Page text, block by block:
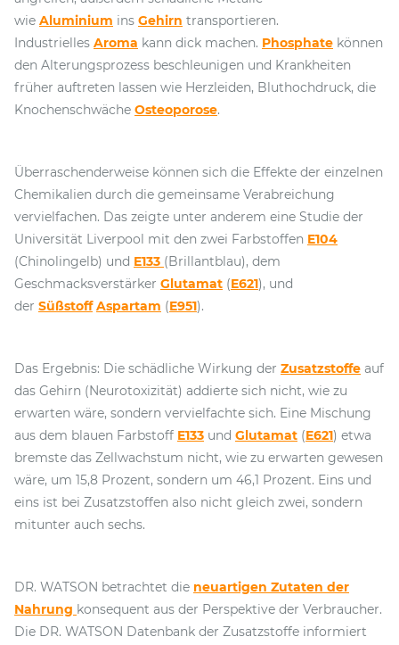
wie Aluminium ins Gehirn transportieren.
Industrielles Aroma kann dick machen. Phosphate können
den Alterungsprozess beschleunigen und Krankheiten
früher auftreten lassen wie Herzleiden, Bluthochdruck, die
Knochenschwäche Osteoporose.
Überraschenderweise können sich die Effekte der einzelnen
Chemikalien durch die gemeinsame Verabreichung
vervielfachen. Das zeigte unter anderem eine Studie der
Universität Liverpool mit den zwei Farbstoffen E104
(Chinolingelb) und E133 (Brillantblau), dem
Geschmacksverstärker Glutamat (E621), und
der Süßstoff Aspartam (E951).
Das Ergebnis: Die schädliche Wirkung der Zusatzstoffe auf
das Gehirn (Neurotoxizität) addierte sich nicht, wie zu
erwarten wäre, sondern vervielfachte sich. Eine Mischung
aus dem blauen Farbstoff E133 und Glutamat (E621) etwa
bremste das Zellwachstum nicht, wie zu erwarten gewesen
wäre, um 15,8 Prozent, sondern um 46,1 Prozent. Eins und
eins ist bei Zusatzstoffen also nicht gleich zwei, sondern
mitunter auch sechs.
DR. WATSON betrachtet die neuartigen Zutaten der
Nahrung konsequent aus der Perspektive der Verbraucher.
Die DR. WATSON Datenbank der Zusatzstoffe informiert